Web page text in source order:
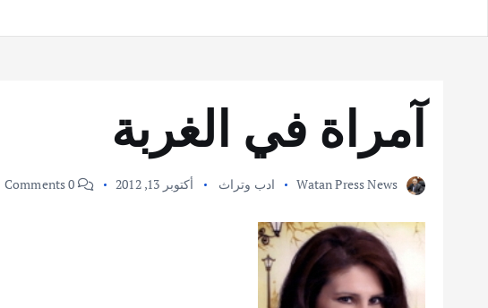
آمراة في الغربة
Watan Press News ادب وتراث أكتوبر 13, 2012